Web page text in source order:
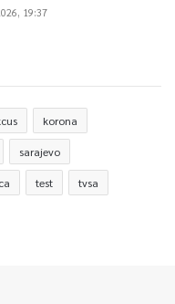
19:37
korona
sarajevo
test tvsa